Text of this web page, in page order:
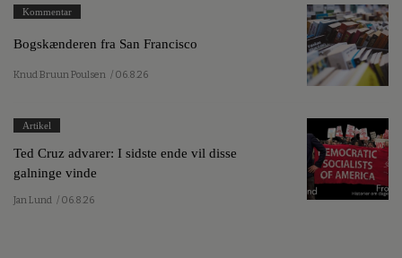
Kommentar
Bogskænderen fra San Francisco
Knud Bruun Poulsen / 06.8.26
Artikel
Ted Cruz advarer: I sidste ende vil disse
galninge vinde
Jan Lund / 06.8.26